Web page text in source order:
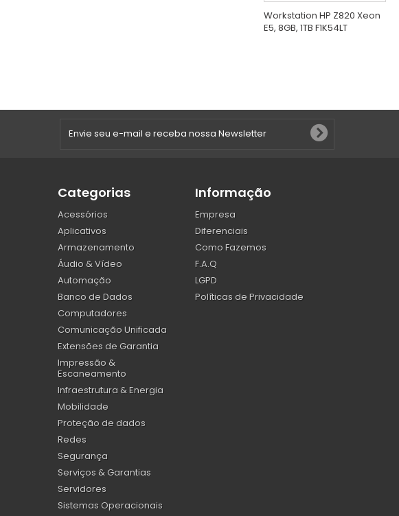
Workstation HP Z820 Xeon
E5, 8GB, 1TB F1K54LT
Categorias
Acessórios
Aplicativos
Armazenamento
Áudio & Vídeo
Automação
Banco de Dados
Computadores
Comunicação Unificada
Extensões de Garantia
Impressão &
Escaneamento
Infraestrutura & Energia
Mobilidade
Proteção de dados
Redes
Segurança
Serviços & Garantias
Servidores
Sistemas Operacionais
Informação
Empresa
Diferenciais
Como Fazemos
F.A.Q
LGPD
Políticas de Privacidade